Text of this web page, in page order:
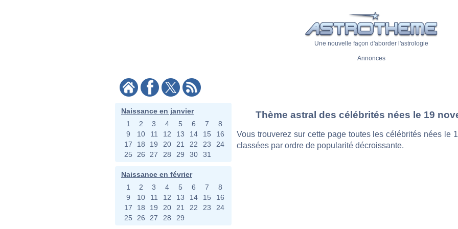
Une nouvelle façon d'aborder l'astrologie
Annonces
Naissance en janvier
1
2 3 4 5 6 7
8
9
10 11 12 13 14 15
16
17
18 19 20 21 22 23
24
25
26 27 28 29 30 31
Naissance en février
1
2 3 4 5 6 7
8
9
10 11 12 13 14 15
16
17
18 19 20 21 22 23
24
25
26 27 28 29
Thème astral des célébrités nées le 19
Vous trouverez sur cette page toutes les célébrités nées le
classées par ordre de popularité décroissante.